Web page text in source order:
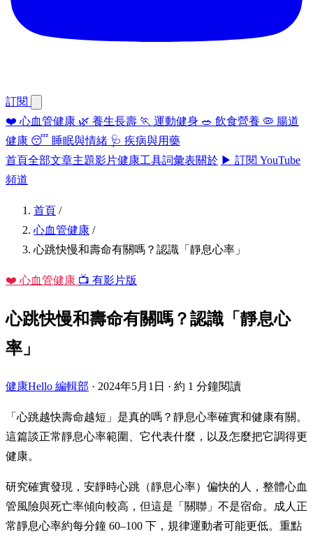
訂閱
❤️ 心血管健康 🌿 養生長壽 🏃 運動健身 🥗 飲食營養 🦠 腸道
健康 😴 睡眠與情緒 🩺 疾病與用藥
首頁全部文章主題影片健康工具詞彙表關於 ▶ 訂閱 YouTube
頻道
首頁 /
心血管健康 /
心跳快慢和壽命有關嗎？認識「靜息心率」
❤️ 心血管健康 📺 有影片版
心跳快慢和壽命有關嗎？認識「靜息心
率」
健康Hello 編輯部 · 2024年5月1日 · 約 1 分鐘閱讀
「心跳越快壽命越短」是真的嗎？靜息心率確實和健康有關。
這篇談正常靜息心率範圍、它代表什麼，以及怎麼把它調得更
健康。
研究確實發現，安靜時心跳（靜息心率）偏快的人，整體心血
管風險與死亡率傾向較高，但這是「關聯」不是宿命。成人正
常靜息心率約每分鐘 60–100 下，規律運動者可能更低。重點